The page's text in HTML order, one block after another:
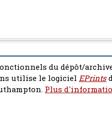
du dépôt/
utilise le logiciel EPrints
Plus